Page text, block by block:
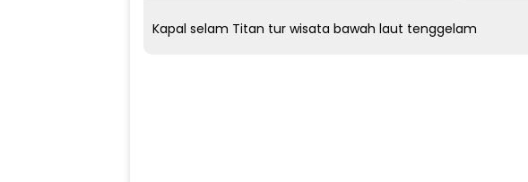
Kapal selam Titan tur wisata bawah laut tenggelam